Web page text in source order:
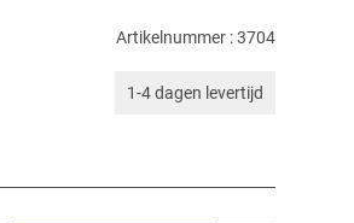
Artikelnummer : 3704
1-4 dagen levertijd